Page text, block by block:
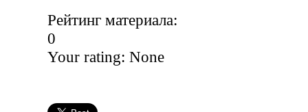
Рейтинг материала:
0
Your rating: None